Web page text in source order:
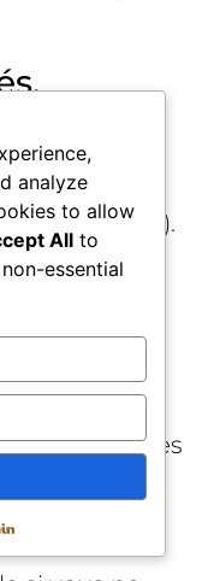
marques
statut tiers).
de
ajoutée
et vos règles
penser que
analyze
to allow
All to
essential